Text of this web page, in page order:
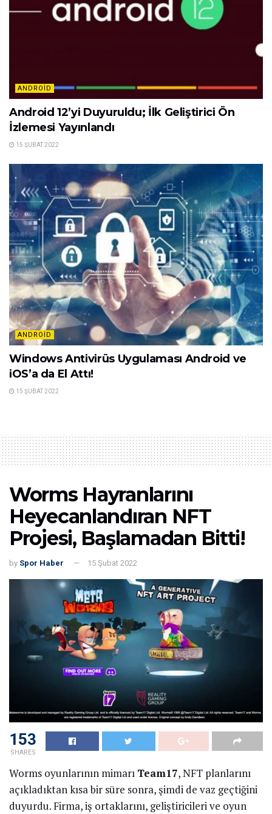
ANDROID
Android 12’yi Duyuruldu; İlk Geliştirici Ön
İzlemesi Yayınlandı
15 ŞUBAT 2022
ANDROID
Windows Antivirüs Uygulaması Android ve
iOS’a da El Attı!
15 ŞUBAT 2022
Worms Hayranlarını
Heyecanlandıran NFT
Projesi, Başlamadan Bitti!
by Spor Haber 15 Şubat 2022
153
SHARES
Worms oyunlarının mimarı Team17, NFT planlarını
açıkladıktan kısa bir süre sonra, şimdi de vaz geçtiğini
duyurdu. Firma, iş ortaklarını, geliştiricileri ve oyun